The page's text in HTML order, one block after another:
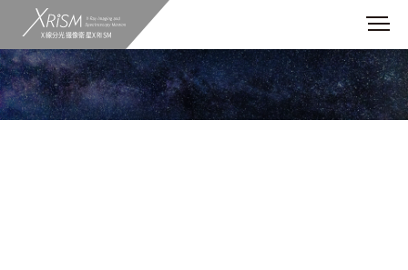
X線分光撮像衛星XRISM